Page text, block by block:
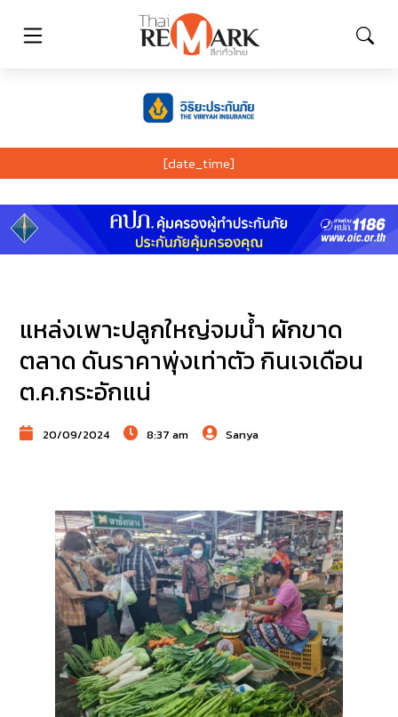
[date_time]
แหล่งเพาะปลูกใหญ่จมน้ำ ผักขาด
ตลาด ดันราคาพุ่งเท่าตัว กินเจเดือน
ต.ค.กระอักแน่
20/09/2024 8:37 am Sanya